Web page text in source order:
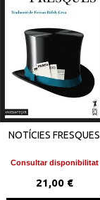
NOTÍCIES FRESQUES
Consultar disponibilitat
21,00 €